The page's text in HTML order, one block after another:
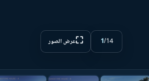
1/14
⛶عرض الصور